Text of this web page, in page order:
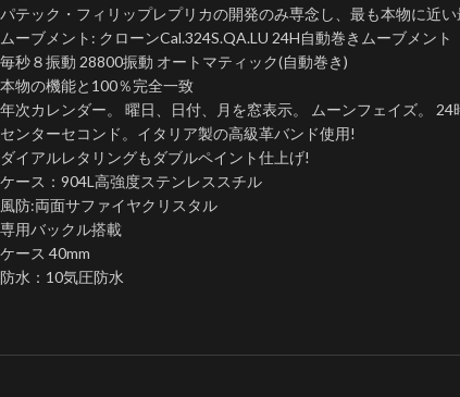
パテック・フィリップレプリカの開発のみ専念し、最も本物に近
ムーブメント: クローンCal.324S.QA.LU 24H自動巻きムーブメント
毎秒８振動 28800振動 オートマティック(自動巻き)
本物の機能と100％完全一致
年次カレンダー。 曜日、日付、月を窓表示。 ムーンフェイズ。 24
センターセコンド。イタリア製の高級革バンド使用!
ダイアルレタリングもダブルペイント仕上げ!
ケース：904L高強度ステンレススチル
風防:両面サファイヤクリスタル
専用バックル搭載
ケース 40mm
防水：10気圧防水